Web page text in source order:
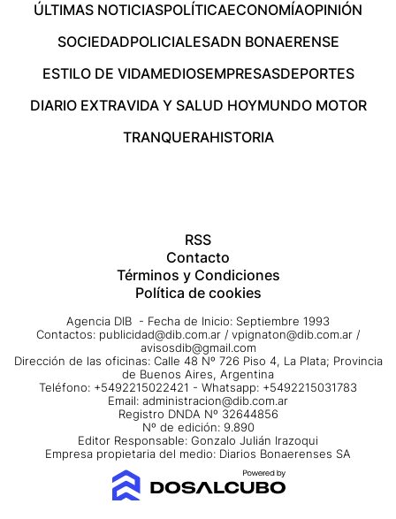
ÚLTIMAS NOTICIASPOLÍTICAECONOMÍAOPINIÓN
SOCIEDADPOLICIALESADN BONAERENSE
ESTILO DE VIDAMEDIOSEMPRESASDEPORTES
DIARIO EXTRAVIDA Y SALUD HOYMUNDO MOTOR
TRANQUERAHISTORIA
RSS
Contacto
Términos y Condiciones
Política de cookies
Agencia DIB - Fecha de Inicio: Septiembre 1993
Contactos: publicidad@dib.com.ar / vpignaton@dib.com.ar /
avisosdib@gmail.com
Dirección de las oficinas: Calle 48 Nº 726 Piso 4, La Plata; Provincia
de Buenos Aires, Argentina
Teléfono: +5492215022421 - Whatsapp: +5492215031783
Email: administracion@dib.com.ar
Registro DNDA Nº 32644856
Nº de edición: 9.890
Editor Responsable: Gonzalo Julián Irazoqui
Empresa propietaria del medio: Diarios Bonaerenses SA